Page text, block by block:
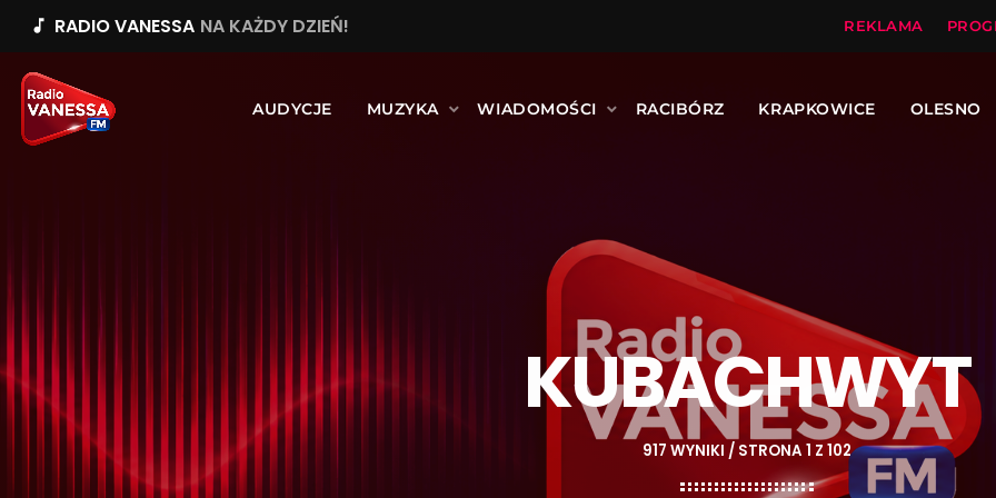
music_note RADIO VANESSA NA KAŻDY DZIEŃ! REKLAMA
AUDYCJE MUZYKA WIADOMOŚCI RACIBÓRZ KRAPKOWICE OLESNO
KUBACHWYT
917 WYNIKI / STRONA 1 Z 102